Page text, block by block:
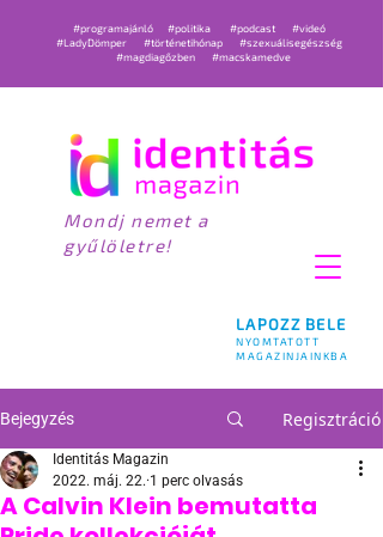
LAPOZZ BELE
NYOMTATOTT
MAGAZINJAINKBA
#programajánló #politika #podcast
#videó
#LadyDömper
#történetihónap
#szexuálisegészség
#magdiagőzben
#macskamedve
Mondj nemet a
gyűlöletre!
Bejegyzés Regisztráció
A Calvin Klein bemutatta
Identitás Magazin
2022. máj. 22. 1 perc olvasás